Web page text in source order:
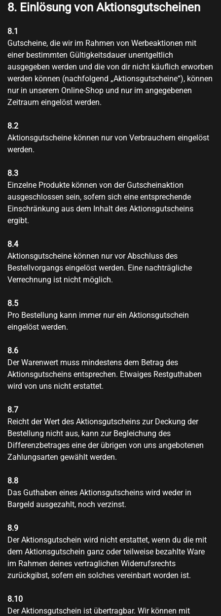
8. Einlösung von Aktionsgutscheinen
8.1
Gutscheine, die wir im Rahmen von Werbeaktionen mit
einer bestimmten Gültigkeitsdauer unentgeltlich
ausgegeben werden und die von dir nicht käuflich erworben
werden können (nachfolgend „Aktionsgutscheine“), können
nur in unserem Online-Shop und nur im angegebenen
Zeitraum eingelöst werden.
8.2
Aktionsgutscheine können nur von Verbrauchern eingelöst
werden.
8.3
Einzelne Produkte können von der Gutscheinaktion
ausgeschlossen sein, sofern sich eine entsprechende
Einschränkung aus dem Inhalt des Aktionsgutscheins
ergibt.
8.4
Aktionsgutscheine können nur vor Abschluss des
Bestellvorgangs eingelöst werden. Eine nachträgliche
Verrechnung ist nicht möglich.
8.5
Pro Bestellung kann immer nur ein Aktionsgutschein
eingelöst werden.
8.6
Der Warenwert muss mindestens dem Betrag des
Aktionsgutscheins entsprechen. Etwaiges Restguthaben
wird von uns nicht erstattet.
8.7
Reicht der Wert des Aktionsgutscheins zur Deckung der
Bestellung nicht aus, kann zur Begleichung des
Differenzbetrages eine der übrigen von uns angebotenen
Zahlungsarten gewählt werden.
8.8
Das Guthaben eines Aktionsgutscheins wird weder in
Bargeld ausgezahlt, noch verzinst.
8.9
Der Aktionsgutschein wird nicht erstattet, wenn du die mit
dem Aktionsgutschein ganz oder teilweise bezahlte Ware
im Rahmen deines vertraglichen Widerrufsrechts
zurückgibst, sofern ein solches vereinbart worden ist.
8.10
Der Aktionsgutschein ist übertragbar. Wir können mit